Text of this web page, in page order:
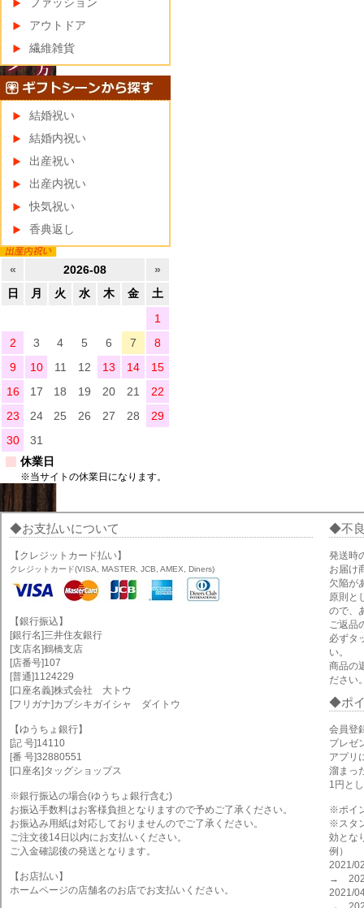
アウトドア
繊維雑貨
結婚祝い
結婚内祝い
出産祝い
出産内祝い
快気祝い
香典返し
« 2026-08
»
日
月 火 水 木 金
土
1
2
3 4 5 6 7
8
9
10 11 12 13 14
15
16
17 18 19 20 21
22
23
24 25 26 27 28
29
30
31
休業日
※当サイトの休業日になります。
お支払いについて
【クレジットカード払い】
クレジットカード(VISA, MASTER, JCB, AMEX, Diners)
【銀行振込】
[銀行名]三井住友銀行
[支店名]鶴橋支店
[店番号]107
[普通]1124229
[口座名義]株式会社 大トウ
[フリガナ]カブシキガイシャ ダイトウ
【ゆうちょ銀行】
[記 号]14110
[番 号]32880551
[口座名]タッグショップス
※銀行振込の場合(ゆうちょ銀行含む)
お振込手数料はお客様負担となりますので予めご了承ください。
お振込み用紙は対応しておりませんのでご了承ください。
ご注文後14日以内にお支払いください。
ご入金確認後の発送となります。
【お店払い】
ホームページの店舗名のお店でお支払いください。
不
発送時
お届け
欠陥が
原則と
ので、
ご返品
必ずタ
い。
商品の
ださい
ポ
会員登
プレゼ
アプリ
溜まっ
1円と
※ポイ
※スタ
効とな
例）
2021/
→
2021/